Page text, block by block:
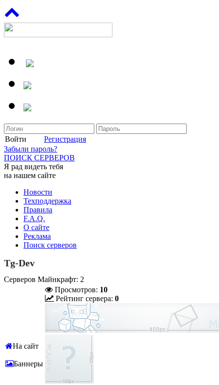
Войти
Регистрация
Забыли пароль?
ПОИСК СЕРВЕРОВ
Я рад видеть тебя
на нашем сайте
Новости
Техподдержка
Правила
F.A.Q.
О сайте
Реклама
Поиск серверов
Tg-Dev
Серверов Майнкрафт: 2
На сайт
Баннеры
Просмотров: 10
Рейтинг сервера: 0